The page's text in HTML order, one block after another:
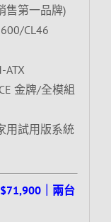
售第一品牌)
CL46
ATX
金牌/全模組
用試用版系統
｜兩台